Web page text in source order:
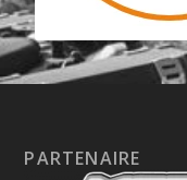
PARTENAIRE